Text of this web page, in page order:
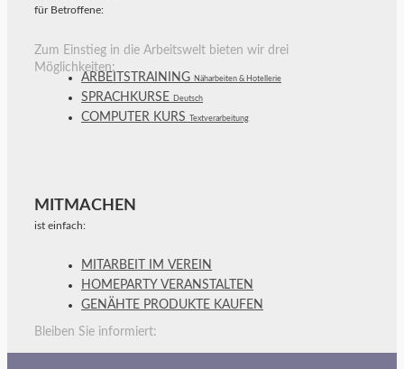
für Betroffene:
Zum Einstieg in die Arbeitswelt bieten wir drei
Möglichkeiten:
ARBEITSTRAINING Näharbeiten & Hotellerie
SPRACHKURSE Deutsch
COMPUTER KURS Textverarbeitung
MITMACHEN
ist einfach:
MITARBEIT IM VEREIN
HOMEPARTY VERANSTALTEN
GENÄHTE PRODUKTE KAUFEN
Bleiben Sie informiert: